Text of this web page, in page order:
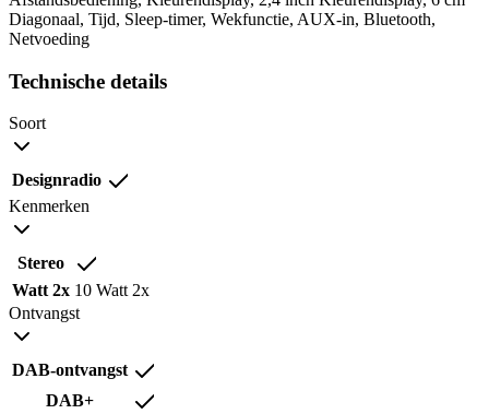
Diagonaal, Tijd, Sleep-timer, Wekfunctie, AUX-in, Bluetooth,
Netvoeding
Technische details
Soort
Designradio
Kenmerken
Stereo
Watt 2x 10 Watt 2x
Ontvangst
DAB-ontvangst
DAB+